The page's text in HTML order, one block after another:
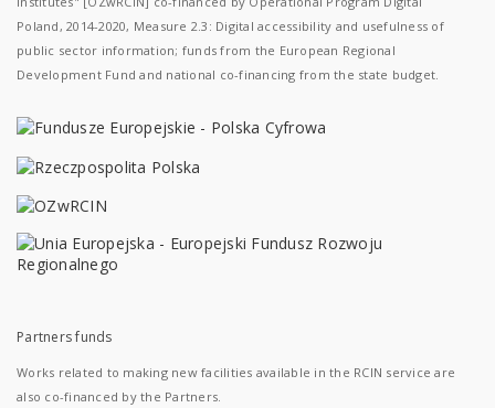
Poland, 2014-2020, Measure 2.3: Digital accessibility and usefulness of
public sector information; funds from the European Regional
Development Fund and national co-financing from the state budget.
Partners funds
Works related to making new facilities available in the RCIN service are
also co-financed by the Partners.